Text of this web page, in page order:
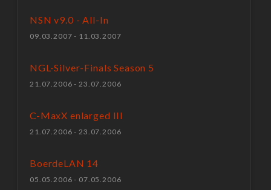
NSN v9.0 - All-In
09.03.2007 - 11.03.2007
NGL-Silver-Finals Season 5
21.07.2006 - 23.07.2006
C-MaxX enlarged III
21.07.2006 - 23.07.2006
BoerdeLAN 14
05.05.2006 - 07.05.2006